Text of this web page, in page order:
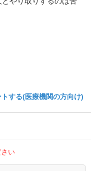
する(医療機関の方向け)
い